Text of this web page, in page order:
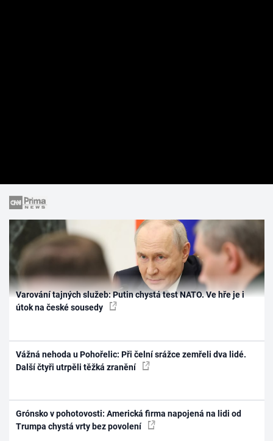
Varování tajných služeb: Putin chystá test NATO. Ve hře je i
útok na české sousedy
Vážná nehoda u Pohořelic: Při čelní srážce zemřeli dva lidé.
Další čtyři utrpěli těžká zranění
Grónsko v pohotovosti: Americká firma napojená na lidi od
Trumpa chystá vrty bez povolení